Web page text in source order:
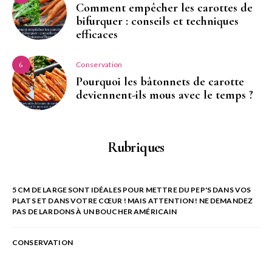
Comment empêcher les carottes de
bifurquer : conseils et techniques
efficaces
6 Conservation
Pourquoi les bâtonnets de carotte
deviennent-ils mous avec le temps ?
Rubriques
5 CM DE LARGE SONT IDÉALES POUR METTRE DU PEP'S DANS VOS
PLATS ET DANS VOTRE CŒUR ! MAIS ATTENTION ! NE DEMANDEZ
PAS DE LARDONS À UN BOUCHER AMÉRICAIN
CONSERVATION